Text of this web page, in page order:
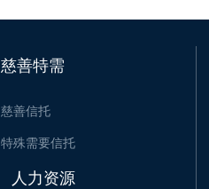
慈善特需
慈善信托
特殊需要信托
人力资源